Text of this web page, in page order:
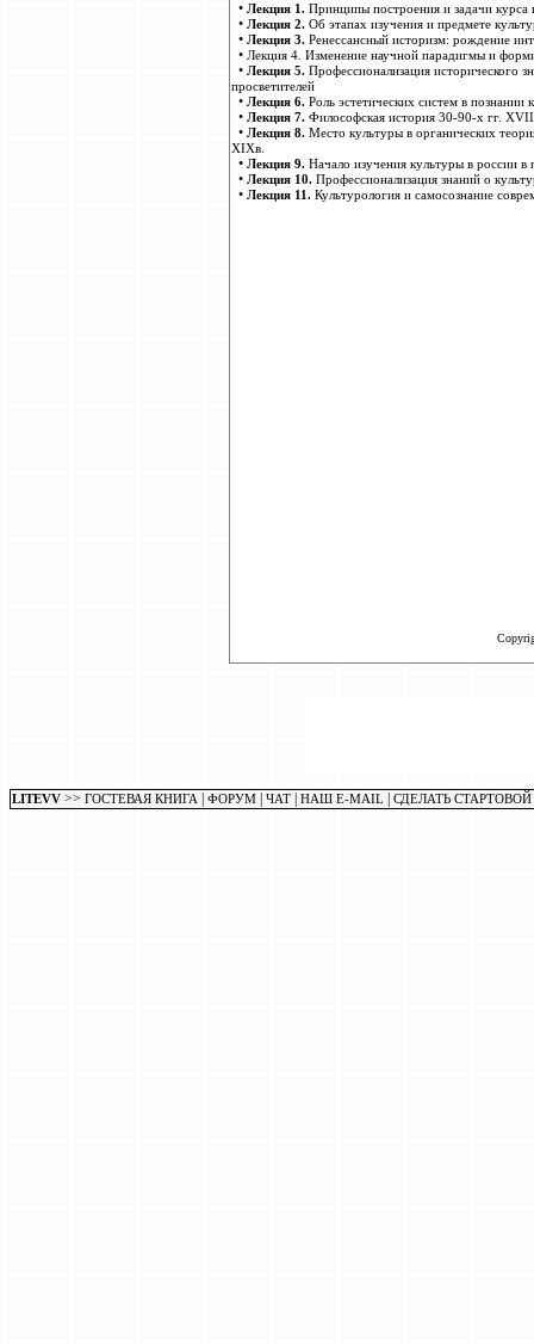
• Лекция 1. Принципы построения и задачи курса
• Лекция 2. Об этапах изучения и предмете
• Лекция 3. Ренессансный историзм: рождение
• Лекция 4. Изменение научной парадигмы и
• Лекция 5. Профессионализация исторического
просветителей
• Лекция 6. Роль эстетических систем в
• Лекция 7. Философская история 30-90-х гг.
• Лекция 8. Место культуры в органических
XIXв.
• Лекция 9. Начало изучения культуры в россии
• Лекция 10. Профессионализация знаний о
• Лекция 11. Культурология и самосознание
LITEVV >> ГОСТЕВАЯ КНИГА ФОРУМ ЧАТ НАШ E-MAIL СДЕЛАТЬ СТАРТОВОЙ